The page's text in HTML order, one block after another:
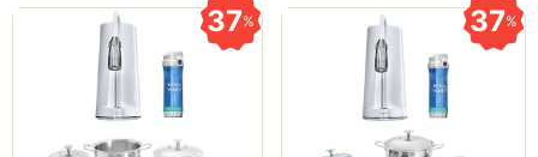
37% 37%